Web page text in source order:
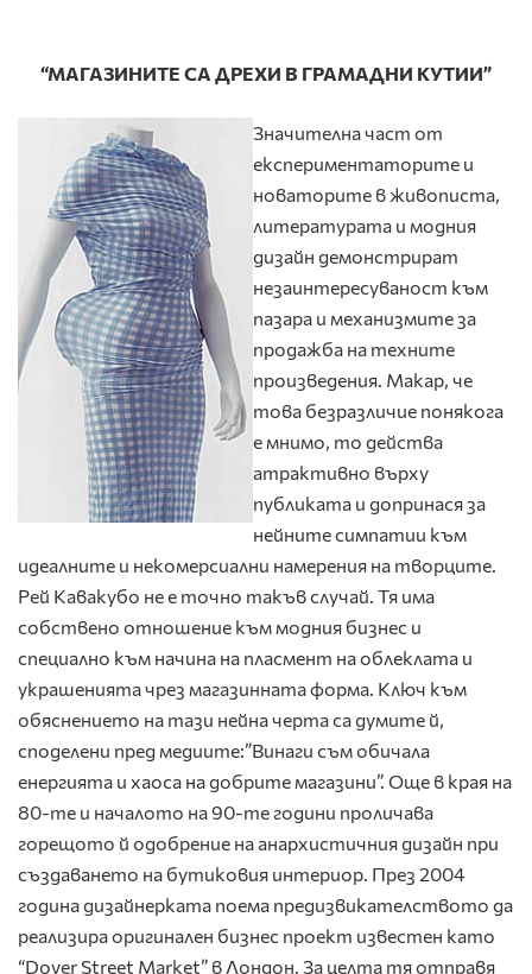
“МАГАЗИНИТЕ СА ДРЕХИ В ГРАМАДНИ КУТИИ”
Значителна част от
експериментаторите и
новаторите в живописта,
литературата и модния
дизайн демонстрират
незаинтересуваност към
пазара и механизмите за
продажба на техните
произведения. Макар, че
това безразличие понякога
е мнимо, то действа
атрактивно върху
публиката и допринася за
нейните симпатии към
идеалните и некомерсиални намерения на творците.
Рей Кавакубо не е точно такъв случай. Тя има
собствено отношение към модния бизнес и
специално към начина на пласмент на облеклата и
украшенията чрез магазинната форма. Ключ към
обяснението на тази нейна черта са думите й,
споделени пред медиите:”Винаги съм обичала
енергията и хаоса на добрите магазини”. Още в края на
80-те и началото на 90-те години проличава
горещото й одобрение на анархистичния дизайн при
създаването на бутиковия интериор. През 2004
година дизайнерката поема предизвикателството да
реализира оригинален бизнес проект известен като
“Dover Street Market” в Лондон. За целта тя отправя